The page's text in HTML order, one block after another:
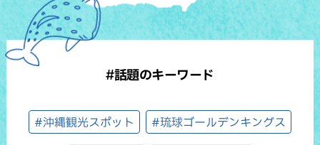
#話題のキーワード
#沖縄観光スポット #琉球ゴールデンキングス